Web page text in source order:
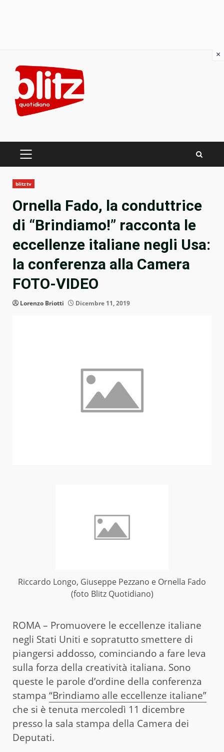
content
PRIMARY
blitztv
Ornella Fado, la conduttrice
di “Brindiamo!” racconta le
eccellenze italiane negli Usa:
la conferenza alla Camera
FOTO-VIDEO
Lorenzo Briotti Dicembre 11, 2019
Riccardo Longo, Giuseppe Pezzano e Ornella Fado
(foto Blitz Quotidiano)
ROMA – Promuovere le eccellenze italiane
negli Stati Uniti e sopratutto smettere di
piangersi addosso, cominciando a fare leva
sulla forza della creatività italiana. Sono
queste le parole d’ordine della conferenza
stampa “Brindiamo alle eccellenze italiane”
che si è tenuta mercoledì 11 dicembre
presso la sala stampa della Camera dei
Deputati.
×